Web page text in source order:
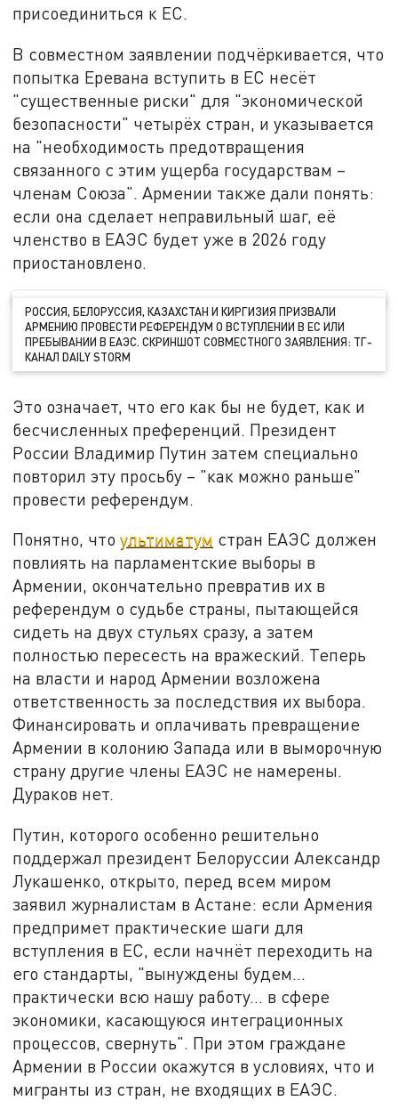
присоединиться к ЕС.
В совместном заявлении подчёркивается, что
попытка Еревана вступить в ЕС несёт
"существенные риски" для "экономической
безопасности" четырёх стран, и указывается
на "необходимость предотвращения
связанного с этим ущерба государствам –
членам Союза". Армении также дали понять:
если она сделает неправильный шаг, её
членство в ЕАЭС будет уже в 2026 году
приостановлено.
РОССИЯ, БЕЛОРУССИЯ, КАЗАХСТАН И КИРГИЗИЯ ПРИЗВАЛИ
АРМЕНИЮ ПРОВЕСТИ РЕФЕРЕНДУМ О ВСТУПЛЕНИИ В ЕС ИЛИ
ПРЕБЫВАНИИ В ЕАЭС. СКРИНШОТ СОВМЕСТНОГО ЗАЯВЛЕНИЯ: ТГ-
КАНАЛ DAILY STORM
Это означает, что его как бы не будет, как и
бесчисленных преференций. Президент
России Владимир Путин затем специально
повторил эту просьбу – "как можно раньше"
провести референдум.
Понятно, чтоультиматум стран ЕАЭС должен
повлиять на парламентские выборы в
Армении, окончательно превратив их в
референдум о судьбе страны, пытающейся
сидеть на двух стульях сразу, а затем
полностью пересесть на вражеский. Теперь
на власти и народ Армении возложена
ответственность за последствия их выбора.
Финансировать и оплачивать превращение
Армении в колонию Запада или в выморочную
страну другие члены ЕАЭС не намерены.
Дураков нет.
Путин, которого особенно решительно
поддержал президент Белоруссии Александр
Лукашенко, открыто, перед всем миром
заявил журналистам в Астане: если Армения
предпримет практические шаги для
вступления в ЕС, если начнёт переходить на
его стандарты, "вынуждены будем…
практически всю нашу работу… в сфере
экономики, касающуюся интеграционных
процессов, свернуть". При этом граждане
Армении в России окажутся в условиях, что и
мигранты из стран, не входящих в ЕАЭС.